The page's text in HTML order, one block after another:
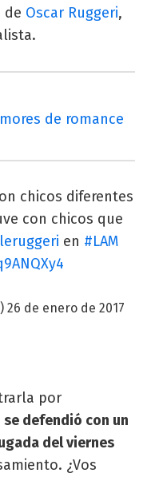
de Oscar Ruggeri,
de romance
chicos diferentes
con chicos que
en #LAM
26 de enero de 2017
por
se defendió con un
del viernes
¿Vos